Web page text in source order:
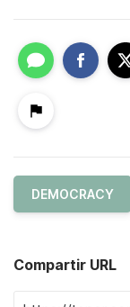
DEMOCRACY
Compartir URL